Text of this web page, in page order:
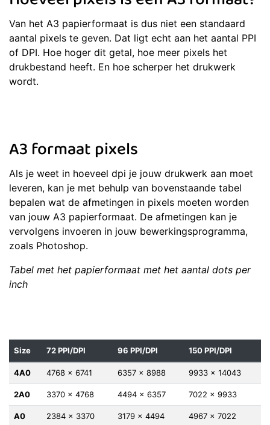
Van het A3 papierformaat is dus niet een standaard
aantal pixels te geven. Dat ligt echt aan het aantal PPI
of DPI. Hoe hoger dit getal, hoe meer pixels het
drukbestand heeft. En hoe scherper het drukwerk
wordt.
A3 formaat pixels
Als je weet in hoeveel dpi je jouw drukwerk aan moet
leveren, kan je met behulp van bovenstaande tabel
bepalen wat de afmetingen in pixels moeten worden
van jouw A3 papierformaat. De afmetingen kan je
vervolgens invoeren in jouw bewerkingsprogramma,
zoals Photoshop.
Tabel met het papierformaat met het aantal dots per
inch
Size 72 PPI/DPI 96 PPI/DPI 150 PPI/DPI
4A0 4768 x 6741 6357 x 8988 9933 x 14043
2A0 3370 x 4768 4494 x 6357 7022 x 9933
A0 2384 x 3370 3179 x 4494 4967 x 7022